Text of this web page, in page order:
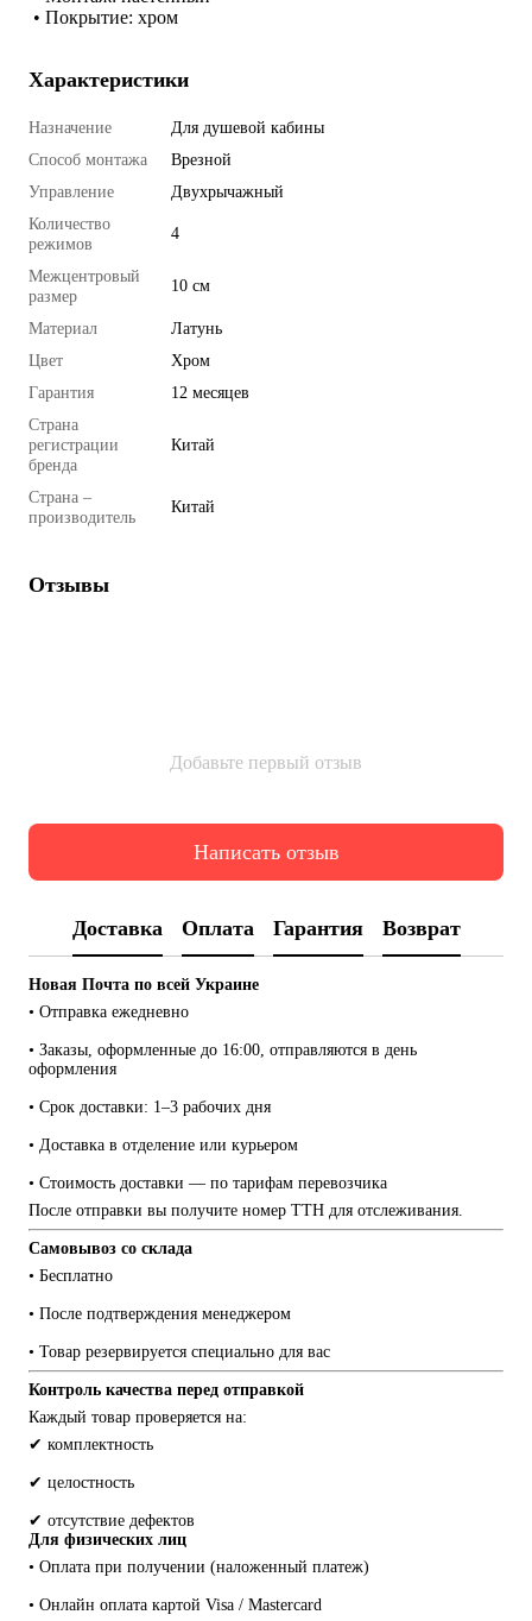
• Покрытие: хром
Характеристики
Назначение
Для душевой кабины
Способ монтажа
Врезной
Управление
Двухрычажный
Количество
режимов
4
Межцентровый
размер
10 см
Материал
Латунь
Цвет
Хром
Гарантия
12 месяцев
Страна
регистрации
бренда
Китай
Страна –
производитель
Китай
Отзывы
Добавьте первый отзыв
Написать отзыв
Доставка Оплата Гарантия Возврат
Новая Почта по всей Украине
• Отправка ежедневно
• Заказы, оформленные до 16:00, отправляются в день
оформления
• Срок доставки: 1–3 рабочих дня
• Доставка в отделение или курьером
• Стоимость доставки — по тарифам перевозчика
После отправки вы получите номер ТТН для отслеживания.
Самовывоз со склада
• Бесплатно
• После подтверждения менеджером
• Товар резервируется специально для вас
Контроль качества перед отправкой
Каждый товар проверяется на:
✔ комплектность
✔ целостность
✔ отсутствие дефектов
Для физических лиц
• Оплата при получении (наложенный платеж)
• Онлайн оплата картой Visa / Mastercard